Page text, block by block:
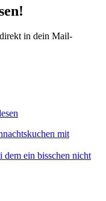
in dein Mail-
mit
ein bisschen nicht